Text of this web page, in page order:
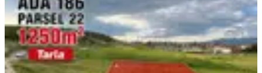
1250m² Prim Değeri Yüksek Tarla
İhsaniye, Türbe Mahallesi
1250 m²·1.600/m²·16.07.2026
2.000.000 ₺